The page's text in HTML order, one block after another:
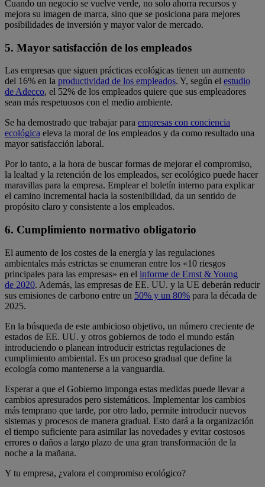
Cuando un negocio se vuelve verde, no solo ahorra recursos y
mejora su imagen de marca, sino que se posiciona para mejores
posibilidades de inversión y mayor valor de mercado.
5. Mayor satisfacción de los empleados
Las empresas que siguen prácticas ecológicas tienen un aumento
del 16% en la productividad de los empleados. Y, según el estudio
de Adecco, el 52% de los empleados quiere que sus empleadores
sean más respetuosos con el medio ambiente.
Se ha demostrado que trabajar para empresas con conciencia
ecológica eleva la moral de los empleados y da como resultado una
mayor satisfacción laboral.
Por lo tanto, a la hora de buscar formas de mejorar el compromiso,
la lealtad y la retención de los empleados, ser ecológico puede hacer
maravillas para la empresa. Emplear el boletín interno para explicar
el camino incremental hacia la sostenibilidad, da un sentido de
propósito claro y consistente a los empleados.
6. Cumplimiento normativo obligatorio
El aumento de los costes de la energía y las regulaciones
ambientales más estrictas se enumeran entre los «10 riesgos
principales para las empresas» en el informe de Ernst & Young
de 2020. Además, las empresas de EE. UU. y la UE deberán reducir
sus emisiones de carbono entre un 50% y un 80% para la década de
2025.
En la búsqueda de este ambicioso objetivo, un número creciente de
estados de EE. UU. y otros gobiernos de todo el mundo están
introduciendo o planean introducir estrictas regulaciones de
cumplimiento ambiental. Es un proceso gradual que define la
ecología como mantenerse a la vanguardia.
Esperar a que el Gobierno imponga estas medidas puede llevar a
cambios apresurados pero sistemáticos. Implementar los cambios
más temprano que tarde, por otro lado, permite introducir nuevos
sistemas y procesos de manera gradual. Esto dará a la organización
el tiempo suficiente para asimilar las novedades y evitar costosos
errores o daños a largo plazo de una gran transformación de la
noche a la mañana.
Y tu empresa, ¿valora el compromiso ecológico?